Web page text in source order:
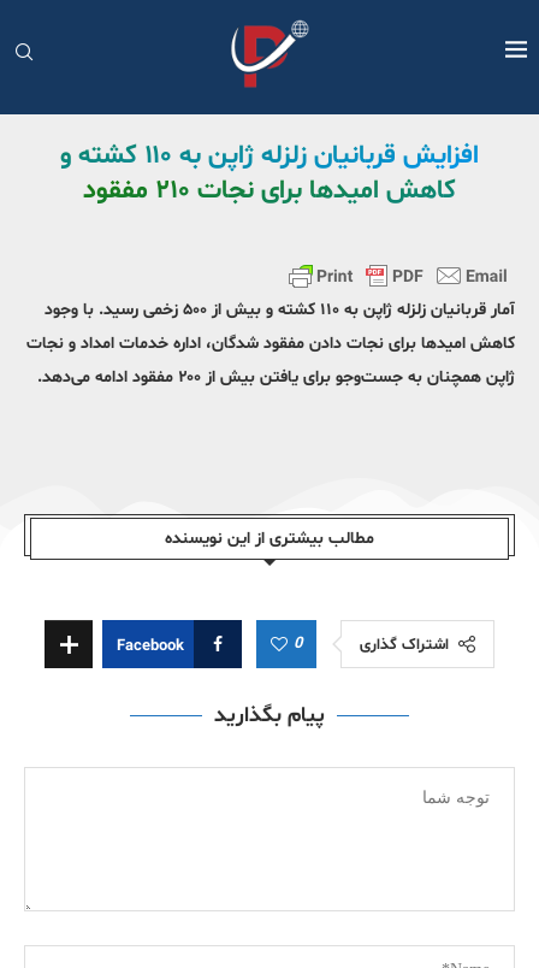
افزایش قربانیان زلزله ژاپن به ۱۱۰ کشته و
کاهش امیدها برای نجات ۲۱۰ مفقود
آمار قربانیان زلزله ژاپن به ۱۱۰ کشته و بیش از ۵۰۰ زخمی رسید. با وجود
کاهش امیدها برای نجات دادن مفقود شدگان، اداره خدمات امداد و نجات
ژاپن همچنان به جست‌وجو برای یافتن بیش از ۲۰۰ مفقود ادامه می‌دهد.
مطالب بیشتری از این نویسندە
اشتراک گذاری 0
Facebook
پیام بگذارید